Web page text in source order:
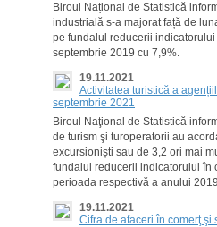
Biroul Național de Statistică
industrială s-a majorat față de
pe fundalul reducerii
septembrie 2019 cu 7,9%.
19.11.2021
Activitatea turistică a
septembrie 2021
Biroul Naţional de Statistică
de turism şi turoperatorii au
excursioniști sau de 3,2 ori mai
fundalul reducerii indicatorului în
perioada respectivă a anului
19.11.2021
Cifra de afaceri în comerţ